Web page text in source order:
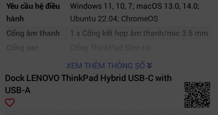
Yêu cầu hệ điều
hành
Windows 11, 10, 7; macOS 13.0, 14.0;
Ubuntu 22.04; ChromeOS
Cổng âm thanh
1 x Cổng kết hợp âm thanh/mic 3.5 mm
Cổng USB
1 x USB-C
3 x USB 3.1 Gen 2 (10 Gbps, 1 cổng
XEM THÊM THÔNG SỐ
Dock LENOVO ThinkPad Hybrid USB-C with
USB-A